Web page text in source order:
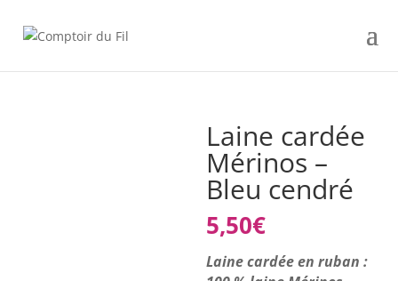
Laine cardée
Mérinos –
Bleu cendré
5,50€
Laine cardée en ruban :